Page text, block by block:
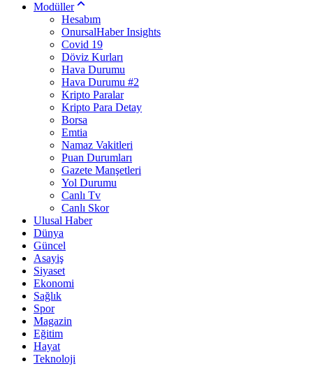
Modüller
Hesabım
OnursalHaber Insights
Covid 19
Döviz Kurları
Hava Durumu
Hava Durumu #2
Kripto Paralar
Kripto Para Detay
Borsa
Emtia
Namaz Vakitleri
Puan Durumları
Gazete Manşetleri
Yol Durumu
Canlı Tv
Canlı Skor
Ulusal Haber
Dünya
Güncel
Asayiş
Siyaset
Ekonomi
Sağlık
Spor
Magazin
Eğitim
Hayat
Teknoloji